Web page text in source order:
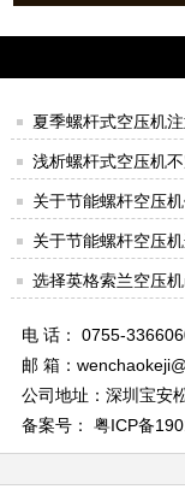
夏季螺杆式空压机
浅析螺杆式空压机
关于节能螺杆空压
关于节能螺杆空压
选择英格索兰空压
电 话： 0755-
邮 箱：
公司地址：深圳宝安
备案号： 粤ICP备